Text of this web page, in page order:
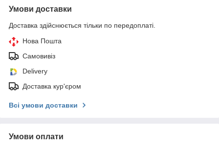
Умови доставки
Доставка здійснюється тільки по передоплаті.
Нова Пошта
Самовивіз
Delivery
Доставка кур'єром
Всі умови доставки
Умови оплати